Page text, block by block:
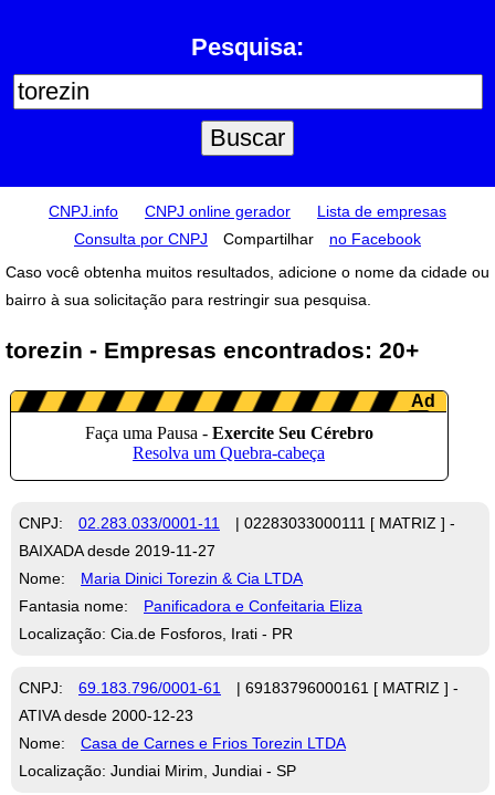
Pesquisa:
CNPJ.info CNPJ online gerador
Lista de empresas
Consulta por CNPJ
Compartilhar
no Facebook
Caso você obtenha muitos resultados, adicione o nome da cidade ou
bairro à sua solicitação para restringir sua pesquisa.
torezin - Empresas encontrados: 20+
CNPJ: 02.283.033/0001-11
| 02283033000111 [ MATRIZ ] -
BAIXADA desde 2019-11-27
Nome:
Maria Dinici Torezin & Cia LTDA
Fantasia nome:
Panificadora e Confeitaria Eliza
Localização: Cia.de Fosforos, Irati - PR
CNPJ: 69.183.796/0001-61
| 69183796000161 [ MATRIZ ] -
ATIVA desde 2000-12-23
Nome:
Casa de Carnes e Frios Torezin LTDA
Localização: Jundiai Mirim, Jundiai - SP